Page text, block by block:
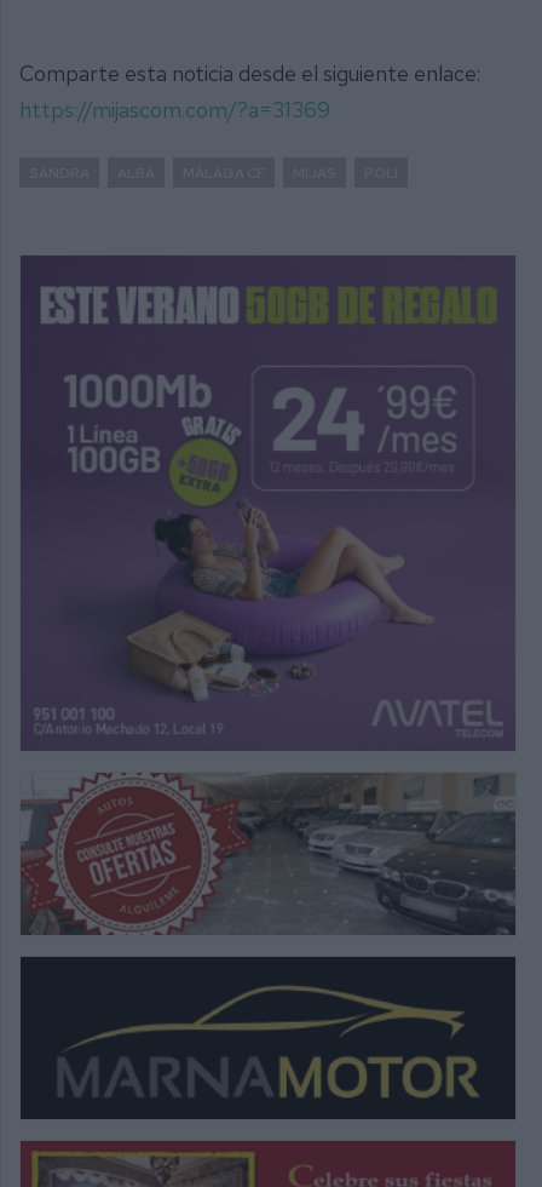
Comparte esta noticia desde el siguiente enlace:
https://mijascom.com/?a=31369